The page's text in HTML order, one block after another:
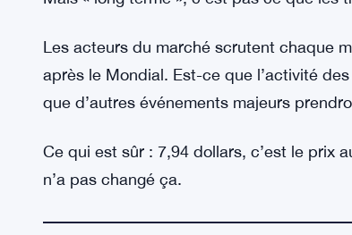
pression.
VOIR AUSSI:
Les fonds XRP attirent 10
Mais « long terme », c’est pas ce que les